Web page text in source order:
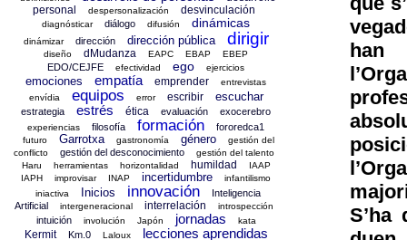
han
personal
despersonalización desvinculación
diagnósticar diálogo difusión dinámicas
dinámizar dirección dirección pública dirigir
diseño dMudanza EAPC EBAP EBEP
EDO/CEJFE efectividad ego ejercicios
emociones empatía emprender
entrevistas
envídia
equipos error escribir escuchar
estrategia estrés ética evaluación exocerebro
experiencias filosofía formación fororedca1
futuro Garrotxa gastronomía género
gestión del
conflicto
gestión del desconocimiento
gestión del talento
Haru
herramientas horizontalidad humildad
IAAP
IAPH
improvisar INAP incertidumbre
infantilismo
iniactiva
Inicios innovación
Inteligencia
Artificial
intergeneracional interrelación introspección
intuición involución Japón jornadas kata
Kermit Km.0 Laloux lecciones aprendidas